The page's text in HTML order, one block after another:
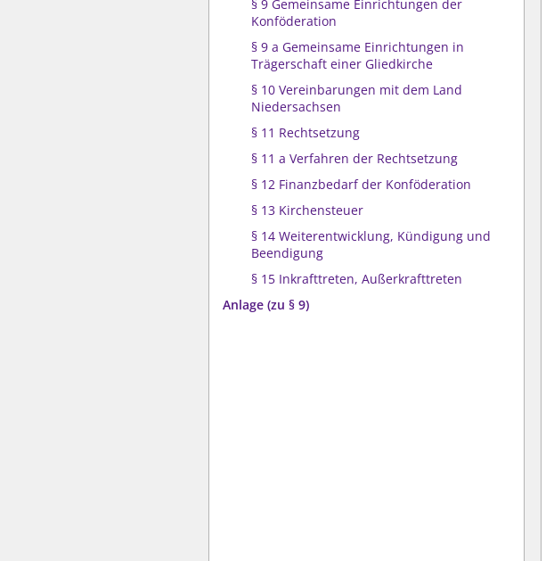
§ 9 Gemeinsame Einrichtungen der
Konföderation
§ 9 a Gemeinsame Einrichtungen in
Trägerschaft einer Gliedkirche
§ 10 Vereinbarungen mit dem Land
Niedersachsen
§ 11 Rechtsetzung
§ 11 a Verfahren der Rechtsetzung
§ 12 Finanzbedarf der Konföderation
§ 13 Kirchensteuer
§ 14 Weiterentwicklung, Kündigung und
Beendigung
§ 15 Inkrafttreten, Außerkrafttreten
Anlage (zu § 9)